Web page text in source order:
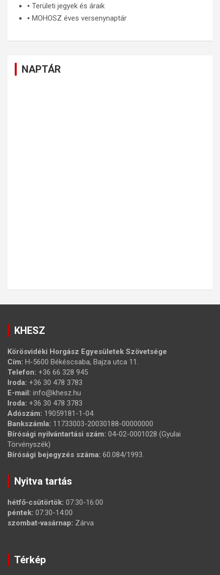
🞄 Területi jegyek és áraik
🞄 MOHOSZ éves versenynaptár
NAPTÁR
KHESZ
Körösvidéki Horgász Egyesületek Szövetsége
Cím: H-5600 Békéscsaba, Bajza utca 11.
Telefon: +36 66 328 945
Iroda: +36 30 478 3783
E-mail: info@khesz.hu
Iroda: +36 30 478 3783
Adószám: 19059181-1-04
Bankszámla: 11733003-20030188-00000000
Bírósági nyilvántartási szám: 04-02-0001028 (Gyulai
Törvényszék)
Bírósági bejegyzés száma: 60.084/1993.
Nyitva tartás
hétfő-csütörtök: 07:30-16:00
péntek: 07:30-14:00
szombat-vasárnap: Zárva
Térkép